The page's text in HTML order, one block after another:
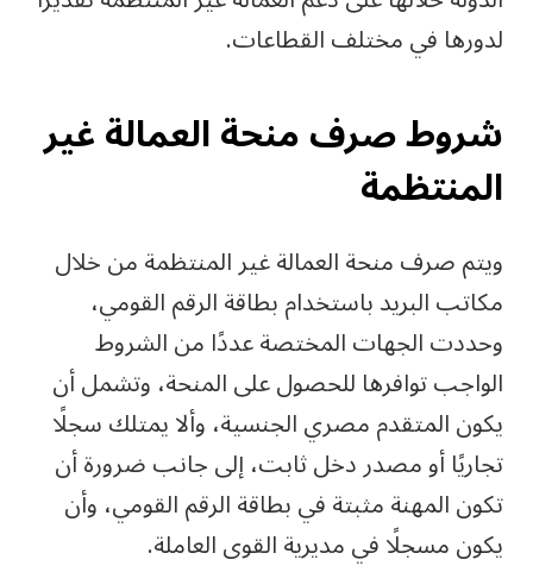
لدورها في مختلف القطاعات.
شروط صرف منحة العمالة غير
المنتظمة
ويتم صرف منحة العمالة غير المنتظمة من خلال
مكاتب البريد باستخدام بطاقة الرقم القومي،
وحددت الجهات المختصة عددًا من الشروط
الواجب توافرها للحصول على المنحة، وتشمل أن
يكون المتقدم مصري الجنسية، وألا يمتلك سجلًا
تجاريًا أو مصدر دخل ثابت، إلى جانب ضرورة أن
تكون المهنة مثبتة في بطاقة الرقم القومي، وأن
يكون مسجلًا في مديرية القوى العاملة.